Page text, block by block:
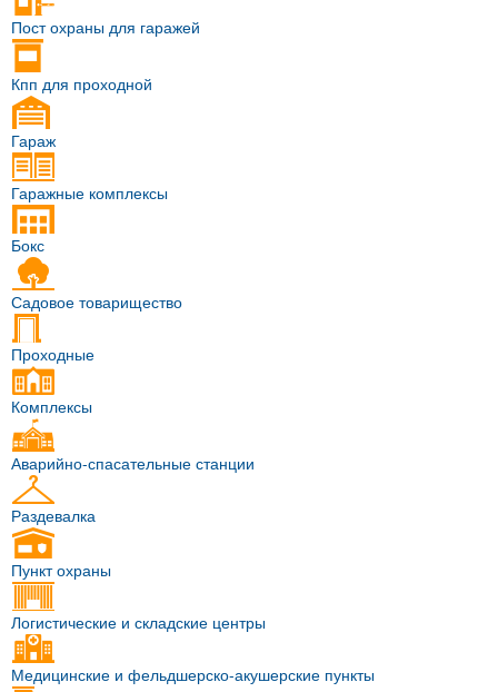
Пост охраны для гаражей
Кпп для проходной
Гараж
Гаражные комплексы
Бокс
Садовое товарищество
Проходные
Комплексы
Аварийно-спасательные станции
Раздевалка
Пункт охраны
Логистические и складские центры
Медицинские и фельдшерско-акушерские пункты